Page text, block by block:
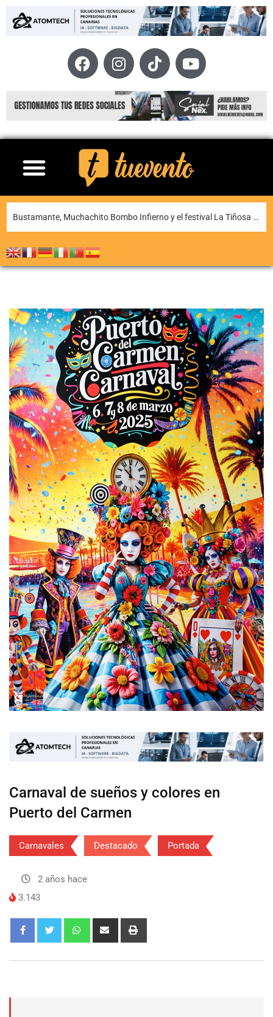
La XI Famara Total reunirá a algunos de los mejores corredores de Canarias del 13 al 15 de agosto
Carnaval de sueños y colores en
Puerto del Carmen
Carnavales Destacado Portada
2 años hace
3.143